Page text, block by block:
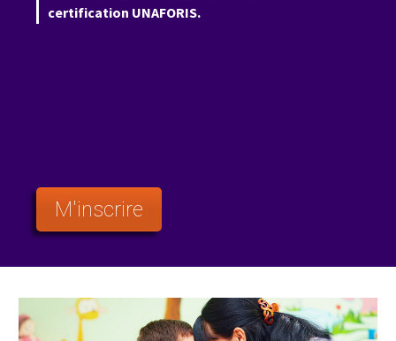
certification UNAFORIS.
M'inscrire